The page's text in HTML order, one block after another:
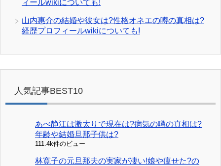
ィールwikiについても!
山内惠介の結婚や彼女は?性格オネエの噂の真相は?
経歴プロフィールwikiについても!
人気記事BEST10
あべ静江は激太りで現在は?病気の噂の真相は?
年齢や結婚旦那子供は?
111.4k件のビュー
林寛子の元旦那夫の実家が凄い!娘や痩せた?の